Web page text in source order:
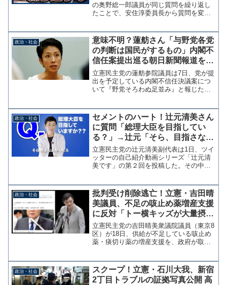
の奥野総一郎議員が同じ質問を繰り返し
たことで、安住淳委員長から質問を変え
か、当日に提出された修正案について質
問をしましたが、修正案は政府...
政治・社会
意味不明？蓮舫さん「与野党各党
の判断は国民がするもの」内閣不
信任案提出巡る朝日新聞報道を批
判、噛みついてから考えるタイプ
か？
立憲民主党の蓮舫参院議員は7日、党が提
出を予定している内閣不信任決議案につ
いて『野党そろわぬ足並み』と報じた朝
党の判断は国民がするもの。」と意味不
明なコメントで報道を批...
政治・社会
セメントのハート！辻元清美さん
に質問「総理大臣を目指してい
る？」→辻元「そら、目指さなあ
かんやろ」その前に色々と説明責
任を果たさないと
立憲民主党の辻元清美副代表は1日、ツイ
ッターの自己紹介動画シリーズ「辻元清
美です」の第２回を投稿した。その中で
んやろ」とガラの悪い関西弁で答えた。
辻元清美です????Vol...
政治・社会
批判受け削除逃亡！立憲・吉田晴
美議員、不足の咳止め薬増産支援
に反対「トー横キッズが大量摂
取、この経済政策は理解できな
い」
立憲民主党の吉田晴美衆議院議員（東京8
区）が18日、供給が不足している咳止め
薬・痰切り薬の増産支援を、政府が取り
し「この経済政策、わたしには理解でき
ません。一部の業界を...
政治・社会
スクープ！立憲・石川大我、新宿
2丁目トラブルの証拠写真公開 高